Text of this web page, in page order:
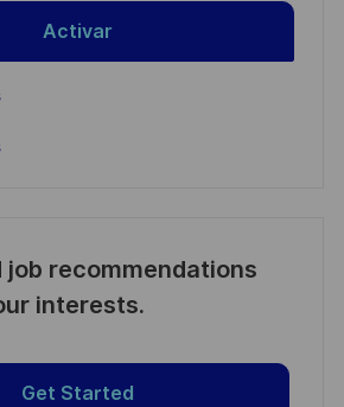
Activar
job recommendations
interests.
Get Started